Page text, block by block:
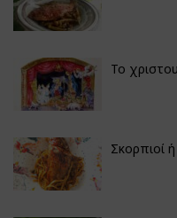
Το
Σκορπιοί